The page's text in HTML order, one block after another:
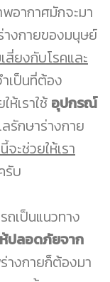
อากาศมักจะมา
างกายของมนุษย์
สี่ยงกับโรคและ
เป็นที่ต้อง
ห้เราใช้ อุปกรณ์
รักษาร่างกาย
จะช่วยให้เรา
รับ
ถเป็นแนวทาง
ปลอดภัยจาก
างกายก็ต้องมา